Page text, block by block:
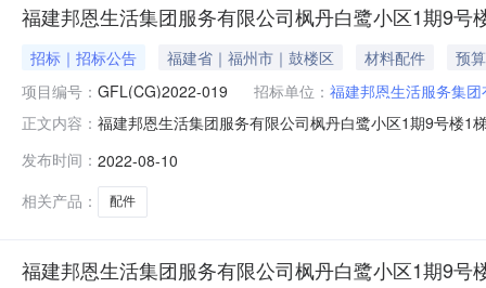
福建邦恩生活集团服务有限公司枫丹白鹭小区1期9
招标｜招标公告 福建省｜福州市｜鼓楼区 材料配件
预
项目编号： GFL(CG)2022-019 招标单位： 福建邦恩生活服务集
正文内容： 福建邦恩生活集团服务有限公司枫丹白鹭小区1期9号楼
件，并于2022年08月16日14点30分（北京时间）前提
发布时间： 2022-08-10
相关产品：
配件
福建邦恩生活集团服务有限公司枫丹白鹭小区1期9